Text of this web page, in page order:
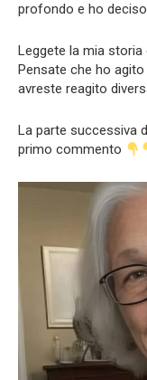
profondo e ho
Leggete la mia
Pensate che ho
avreste reagito
La parte successiva
primo commento